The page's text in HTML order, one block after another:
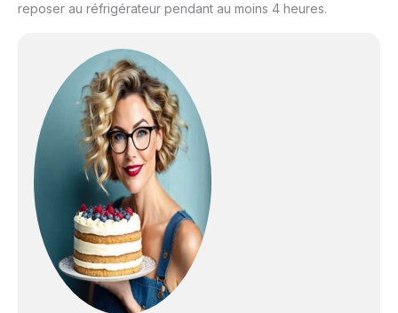
reposer au réfrigérateur pendant au moins 4 heures.